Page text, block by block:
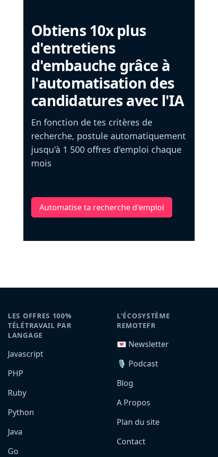
Obtiens 10x plus
d'entretiens
d'embauche grâce à
l'automatisation des
candidatures avec l'IA
En fonction de tes critères de
recherche, postule automatiquement
jusqu'à 1 500 offres d'emploi chaque
mois
Automatise ta recherche d'emploi
LES OFFRES 100%
TÉLÉTRAVAIL PAR
LANGAGE
Javascript
PHP
Ruby
Python
Java
Go
L'ÉCOSYSTÈME
REMOTEFR
💌 Newsletter
🎙️ Podcast
Blog
A Propos
Plan du site
Contact